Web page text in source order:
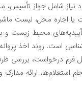
نیاز شامل جواز تأسیس،
یا اجاره محل، لیست
تأییدیه‌های محیط زیست
است. روند اخذ
فرم درخواست، بررسی
استعلام‌ها، ارائه